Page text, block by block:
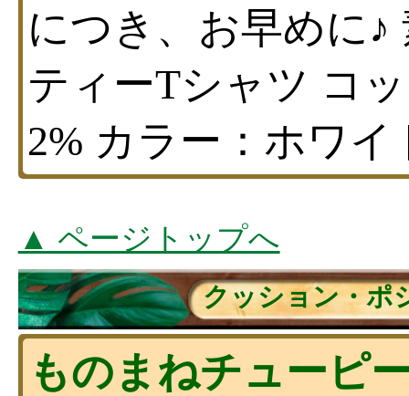
につき、お早めに♪
ティーTシャツ コ
2% カラー：ホワ
▲ ページトップへ
クッション・ポ
ものまねチューピ